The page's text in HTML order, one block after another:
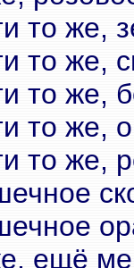
то же,
то же,
то же,
то же,
то же,
ещё